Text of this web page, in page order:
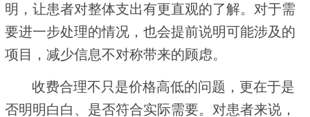
明，让患者对整体支出有更直观的了解。对于需
要进一步处理的情况，也会提前说明可能涉及的
项目，减少信息不对称带来的顾虑。
收费合理不只是价格高低的问题，更在于是
否明明白白、是否符合实际需要。对患者来说，